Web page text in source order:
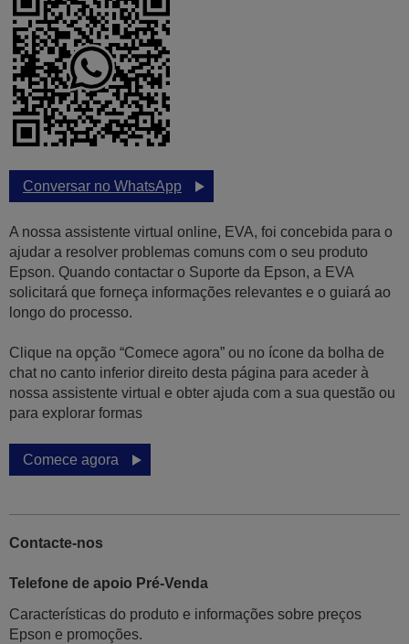
Conversar no WhatsApp
A nossa assistente virtual online, EVA, foi concebida para o
ajudar a resolver problemas comuns com o seu produto
Epson. Quando contactar o Suporte da Epson, a EVA
solicitará que forneça informações relevantes e o guiará ao
longo do processo.
Clique na opção “Comece agora” ou no ícone da bolha de
chat no canto inferior direito desta página para aceder à
nossa assistente virtual e obter ajuda com a sua questão ou
para explorar formas
Comece agora
Contacte-nos
Telefone de apoio Pré-Venda
Características do produto e informações sobre preços
Epson e promoções.